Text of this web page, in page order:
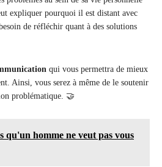
expliquer pourquoi il est distant avec
de réfléchir quant à des solutions
qui vous permettra de mieux
Ainsi, vous serez à même de le soutenir
problématique. 🤝
qu'un homme ne veut pas vous